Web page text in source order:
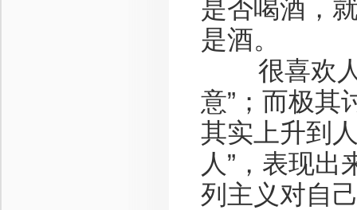
是否喝酒，
是酒。
很喜欢人
意”；而极其
其实上升到
人”，表现
列主义对自